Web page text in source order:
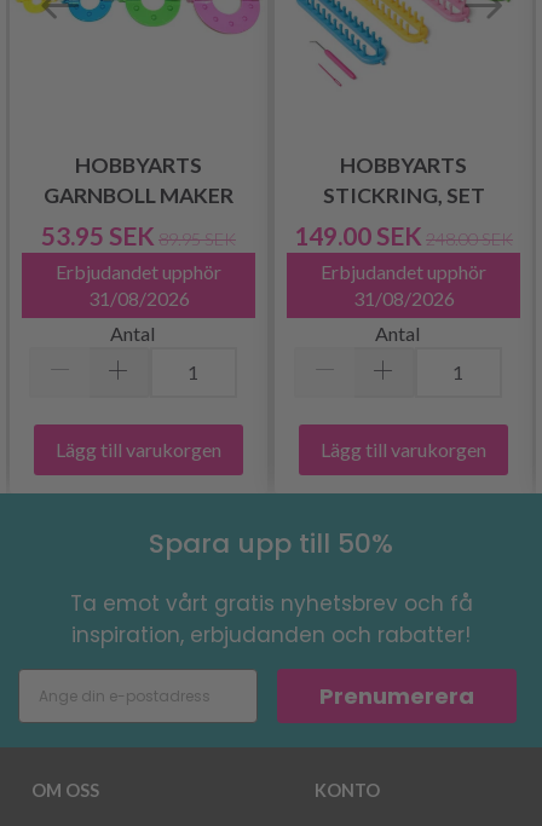
HOBBYARTS
GARNBOLL MAKER
53.95 SEK 89.95 SEK
Erbjudandet upphör
31/08/2026
Antal
Lägg till varukorgen
HOBBYARTS
STICKRING, SET
149.00 SEK 248.00 SEK
Erbjudandet upphör
31/08/2026
Antal
Lägg till varukorgen
Spara upp till 50%
Ta emot vårt gratis nyhetsbrev och få
inspiration, erbjudanden och rabatter!
Prenumerera
OM OSS KONTO